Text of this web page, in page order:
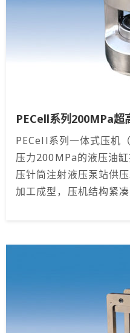
PECell系列200MPa超
PECell系列一体式压机
压力200MPa的液压油
压针筒注射液压泵站供
加工成型，压机结构紧凑